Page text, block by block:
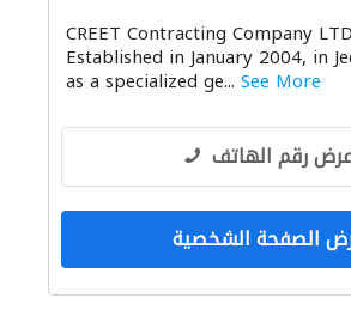
CREET Contracting Company
Established in January 2004, in
as a specialized ge... See More
رقم الهاتف
الصفحة الشخصية